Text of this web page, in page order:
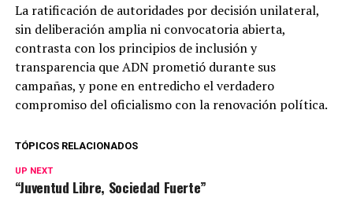
La ratificación de autoridades por decisión unilateral,
sin deliberación amplia ni convocatoria abierta,
contrasta con los principios de inclusión y
transparencia que ADN prometió durante sus
campañas, y pone en entredicho el verdadero
compromiso del oficialismo con la renovación política.
TÓPICOS RELACIONADOS
UP NEXT
“Juventud Libre, Sociedad Fuerte”